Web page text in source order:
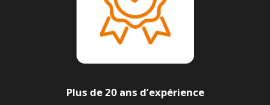
Plus de 20 ans d’expérience